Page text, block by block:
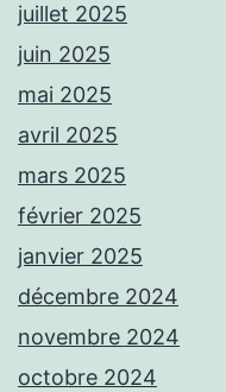
juillet 2025
juin 2025
mai 2025
avril 2025
mars 2025
février 2025
janvier 2025
décembre 2024
novembre 2024
octobre 2024